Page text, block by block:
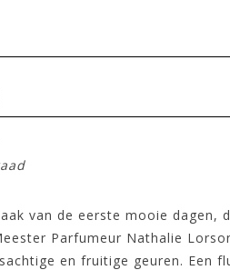
van de eerste mooie
Parfumeur Nathalie
en fruitige geuren. Een